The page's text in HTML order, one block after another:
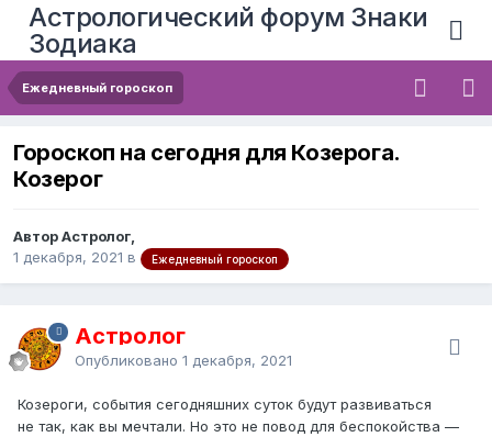
Астрологический форум Знаки
Зодиака
Ежедневный гороскоп
Гороскоп на сегодня для Козерога.
Козерог
Автор Астролог,
1 декабря, 2021 в Ежедневный гороскоп
Астролог
Опубликовано 1 декабря, 2021
Козероги, события сегодняшних суток будут развиваться
не так, как вы мечтали. Но это не повод для беспокойства —